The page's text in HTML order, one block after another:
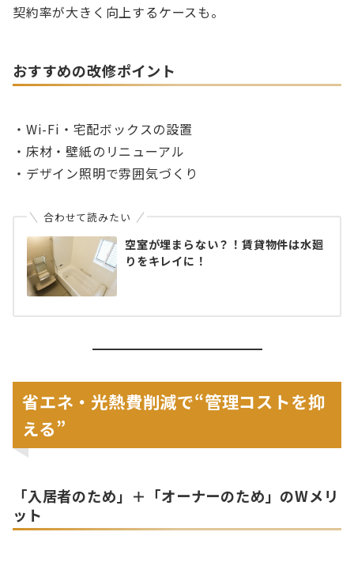
契約率が大きく向上するケースも。
おすすめの改修ポイント
・Wi-Fi・宅配ボックスの設置
・床材・壁紙のリニューアル
・デザイン照明で雰囲気づくり
合わせて読みたい
空室が埋まらない？！賃貸物件は水廻
りをキレイに！
省エネ・光熱費削減で“管理コストを抑
える”
「入居者のため」＋「オーナーのため」のWメリ
ット